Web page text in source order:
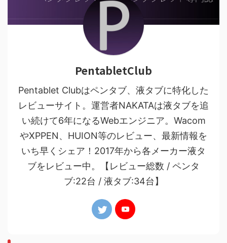
PentabletClub
Pentablet Clubはペンタブ、液タブに特化した
レビューサイト。運営者NAKATAは液タブを追
い続けて6年になるWebエンジニア。Wacom
やXPPEN、HUION等のレビュー、最新情報を
いち早くシェア！2017年から各メーカー液タ
ブをレビュー中。【レビュー総数 / ペンタ
ブ:22台 / 液タブ:34台】